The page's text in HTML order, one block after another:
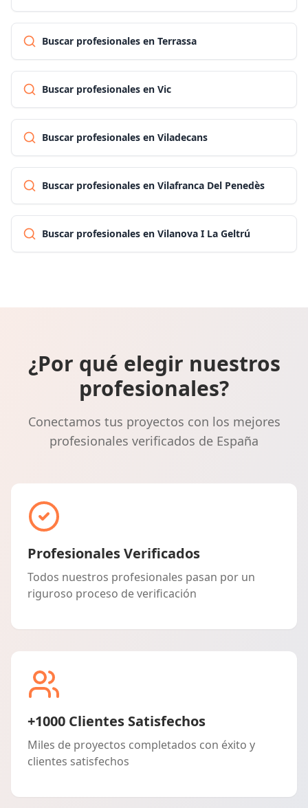
Buscar profesionales en Terrassa
Buscar profesionales en Vic
Buscar profesionales en Viladecans
Buscar profesionales en Vilafranca Del Penedès
Buscar profesionales en Vilanova I La Geltrú
¿Por qué elegir nuestros
profesionales?
Conectamos tus proyectos con los mejores
profesionales verificados de España
Profesionales Verificados
Todos nuestros profesionales pasan por un
riguroso proceso de verificación
+1000 Clientes Satisfechos
Miles de proyectos completados con éxito y
clientes satisfechos